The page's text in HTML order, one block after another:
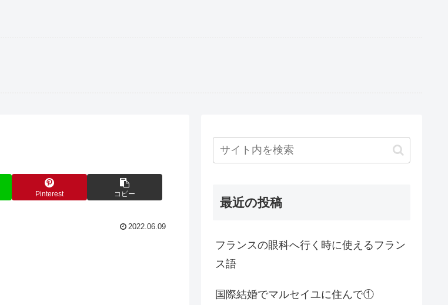
Pinterest コピー
2022.06.09
最近の投稿
フランスの眼科へ行く時に使えるフラン
ス語
国際結婚でマルセイユに住んで①